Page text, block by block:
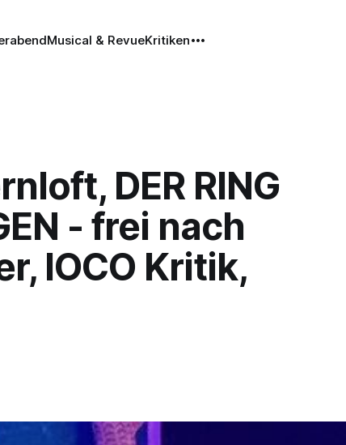
Musical & RevueKritiken
DER RING
- frei nach
IOCO Kritik,